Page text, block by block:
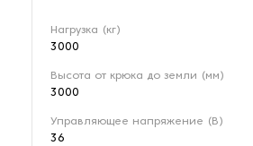
Нагрузка (кг)
3000
Высота от крюка до земли (мм)
3000
Управляющее напряжение (В)
36